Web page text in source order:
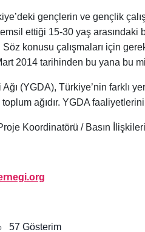
gençlerin ve gençlik
temsil ettiği 15-30 yaş
konusu çalışmaları için
2014 tarihinden bu yana bu
(YGDA), Türkiye’nin farklı
ağıdır. YGDA faaliyetlerini
Koordinatörü / Basın
57 Gösterim